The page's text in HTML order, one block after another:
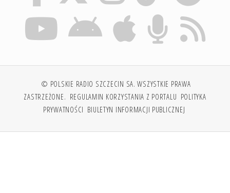
© POLSKIE RADIO SZCZECIN SA. WSZYSTKIE PRAWA
ZASTRZEŻONE. REGULAMIN KORZYSTANIA Z PORTALU POLITYKA
PRYWATNOŚCI BIULETYN INFORMACJI PUBLICZNEJ